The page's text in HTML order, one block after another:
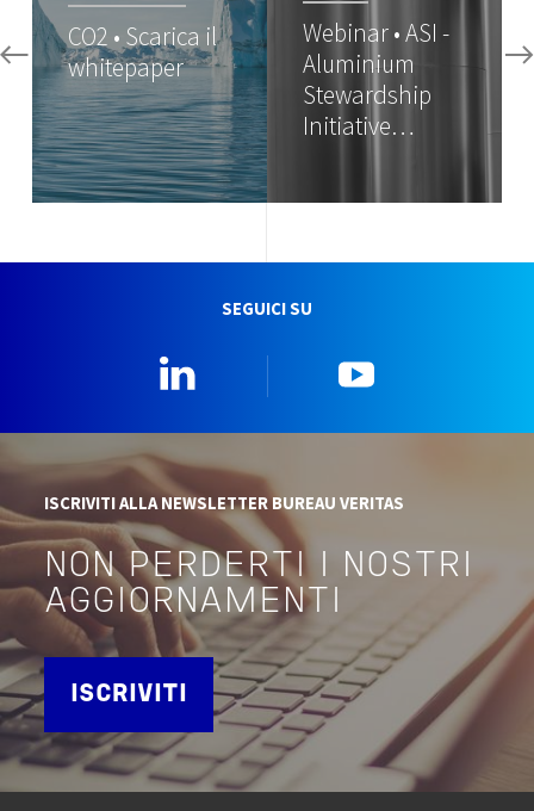
CO2 • Scarica il
whitepaper
Webinar • ASI -
Aluminium
Stewardship
Initiative…
SEGUICI SU
ISCRIVITI ALLA NEWSLETTER BUREAU VERITAS
NON PERDERTI I NOSTRI
AGGIORNAMENTI
ISCRIVITI